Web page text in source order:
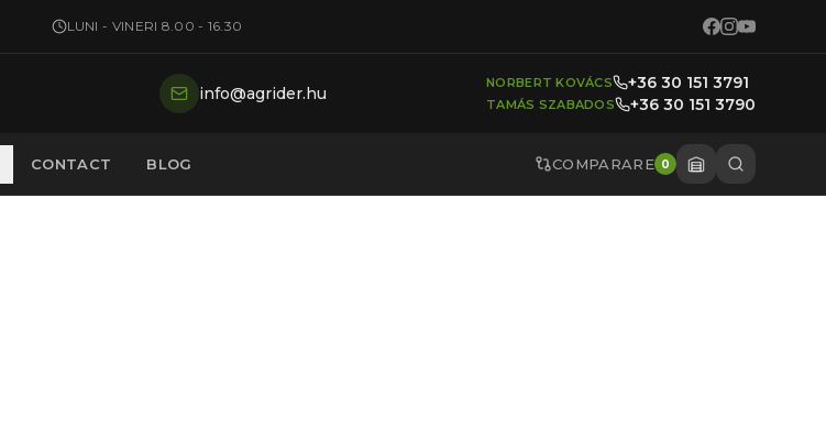
LUNI - VINERI 8.00 - 16.30
info@agrider.hu
NORBERT KOVÁCS +36 30 151 3791
TAMÁS SZABADOS +36 30 151 3790
CONTACT BLOG COMPARARE 0